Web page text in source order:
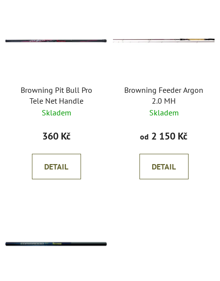
p
i
Browning Pit Bull Pro
Tele Net Handle
Skladem
360 Kč
DETAIL
Browning Feeder Argon
2.0 MH
Skladem
od 2 150 Kč
DETAIL